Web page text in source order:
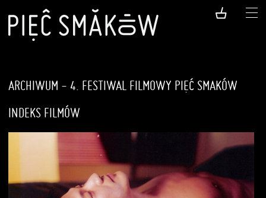
ARCHIWUM - 4. FESTIWAL FILMOWY PIĘĆ SMAKÓW
INDEKS FILMÓW